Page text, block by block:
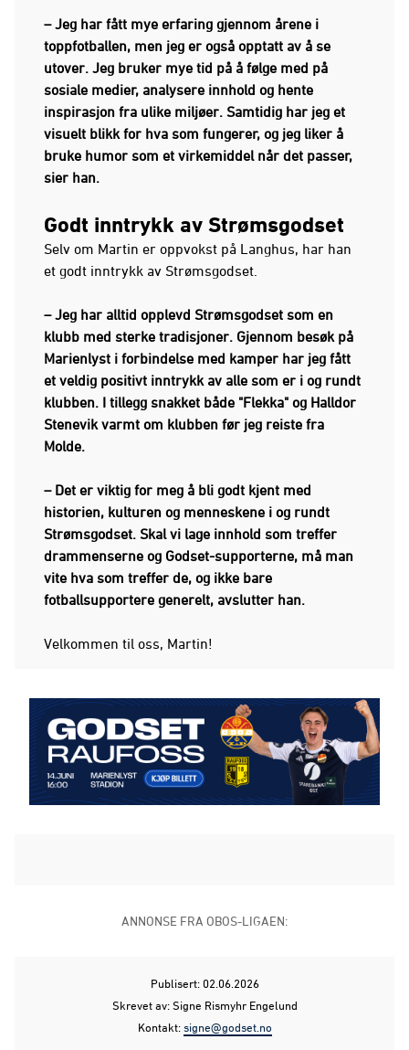
– Jeg har fått mye erfaring gjennom årene i
toppfotballen, men jeg er også opptatt av å se
utover. Jeg bruker mye tid på å følge med på
sosiale medier, analysere innhold og hente
inspirasjon fra ulike miljøer. Samtidig har jeg et
visuelt blikk for hva som fungerer, og jeg liker å
bruke humor som et virkemiddel når det passer,
sier han.
Godt inntrykk av Strømsgodset
Selv om Martin er oppvokst på Langhus, har han
et godt inntrykk av Strømsgodset.
– Jeg har alltid opplevd Strømsgodset som en
klubb med sterke tradisjoner. Gjennom besøk på
Marienlyst i forbindelse med kamper har jeg fått
et veldig positivt inntrykk av alle som er i og rundt
klubben. I tillegg snakket både "Flekka" og Halldor
Stenevik varmt om klubben før jeg reiste fra
Molde.
– Det er viktig for meg å bli godt kjent med
historien, kulturen og menneskene i og rundt
Strømsgodset. Skal vi lage innhold som treffer
drammenserne og Godset-supporterne, må man
vite hva som treffer de, og ikke bare
fotballsupportere generelt, avslutter han.
Velkommen til oss, Martin!
ANNONSE FRA OBOS-LIGAEN:
Publisert: 02.06.2026
Skrevet av: Signe Rismyhr Engelund
Kontakt:signe@godset.no